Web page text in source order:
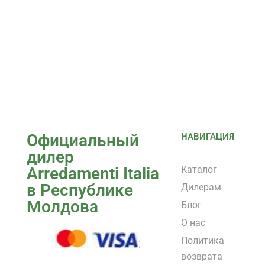
Официальный
дилер
Arredamenti Italia
в Республике
Молдова
НАВИГАЦИЯ
Каталог
Дилерам
Блог
О нас
Политика
возврата